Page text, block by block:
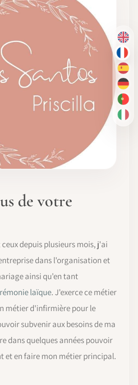
EN
FR
ES
DE
PT-
IT
de votre
depuis plusieurs mois, j'ai
dans l'organisation et
ainsi qu'en tant
laïque. J'exerce ce métier
métier d'infirmière pour le
subvenir aux besoins de ma
dans quelques années pouvoir
et en faire mon métier principal.